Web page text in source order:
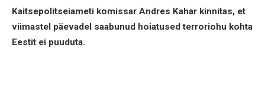
Kaitsepolitseiameti komissar Andres Kahar kinnitas, et
viimastel päevadel saabunud hoiatused terroriohu kohta
Eestit ei puuduta.